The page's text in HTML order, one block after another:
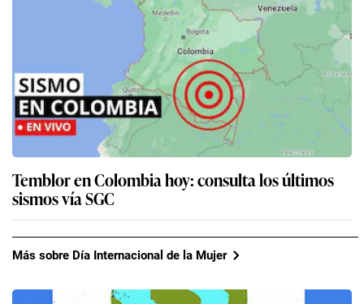
Temblor en Colombia hoy: consulta los últimos
sismos vía SGC
Más sobre Día Internacional de la Mujer